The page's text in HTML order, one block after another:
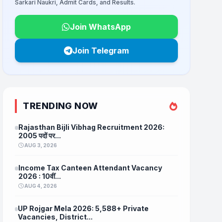
Sarkari Naukri, Admit Cards, and Results.
Join WhatsApp
Join Telegram
TRENDING NOW
Rajasthan Bijli Vibhag Recruitment 2026:
2005 पदों पर...
AUG 3, 2026
Income Tax Canteen Attendant Vacancy
2026 : 10वीं...
AUG 4, 2026
UP Rojgar Mela 2026: 5,588+ Private
Vacancies, District...